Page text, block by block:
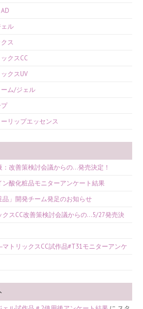
ル
ス
クスCC
クスUV
ム/ジェル
プ
リップエッセンス
改善策検討会議からの…発売決定！
ン酸化粧品モニターアンケート結果
品」開発チーム発足のお知らせ
スCC改善策検討会議からの…5/27発売決
トリックスCC試作品#T31モニターアンケ